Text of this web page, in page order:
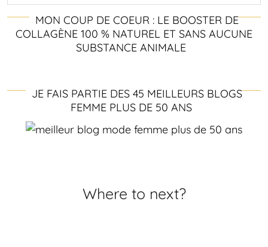
MON COUP DE COEUR : LE BOOSTER DE
COLLAGÈNE 100 % NATUREL ET SANS AUCUNE
SUBSTANCE ANIMALE
JE FAIS PARTIE DES 45 MEILLEURS BLOGS
FEMME PLUS DE 50 ANS
Where to next?